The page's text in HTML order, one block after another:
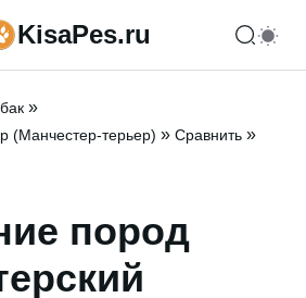
KisaPes.ru
»
(Манчестер-терьер) » Сравнить »
пород